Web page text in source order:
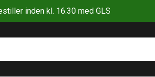
inden kl. 16.30 med GLS